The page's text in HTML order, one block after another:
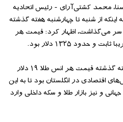
محمد کشتی‌آرای - رئیس اتحادیه
از شنبه تا چهارشنبه هفته گذشته
سر می‌گذاشت، اظهار کرد: قیمت هر
حدود ۱۳۲۵ دلار بود.
وی ادامه داد: به یکباره چهارشنبه هفته گذشته قیمت هر انس طلا ۱۹ دلار
اقتصادی در انگلستان بود تا به این
و نیز بازار طلا و سکه داخلی وارد